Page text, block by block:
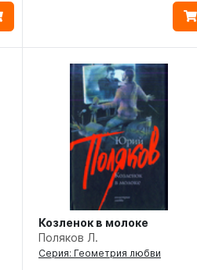
Козленок в молоке
Поляков Л.
Серия: Геометрия любви